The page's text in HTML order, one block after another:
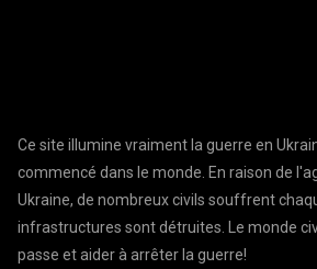
Ce site illumine vraiment la guerre en
commencé dans le monde. En raison de
Ukraine, de nombreux civils souffrent
infrastructures sont détruites. Le monde
passe et aider à arrêter la guerre!